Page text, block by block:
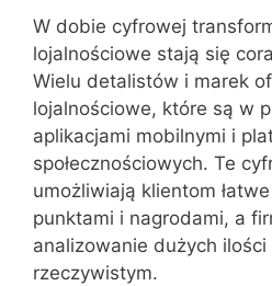
W dobie cyfrowej
lojalnościowe stają się
Wielu detalistów i marek
lojalnościowe, które są w
aplikacjami mobilnymi i
społecznościowych. Te
umożliwiają klientom
punktami i nagrodami, a
analizowanie dużych
rzeczywistym.